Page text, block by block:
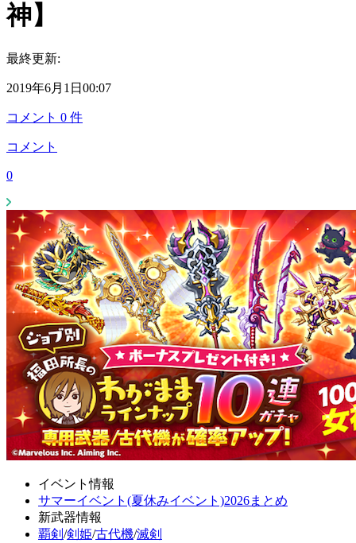
神】
最終更新:
2019年6月1日00:07
コメント 0 件
コメント
0
イベント情報
サマーイベント(夏休みイベント)2026まとめ
新武器情報
覇剣 /剣姫/古代機/滅剣